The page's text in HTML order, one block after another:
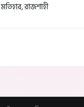
মতিহার, রাজশাহী